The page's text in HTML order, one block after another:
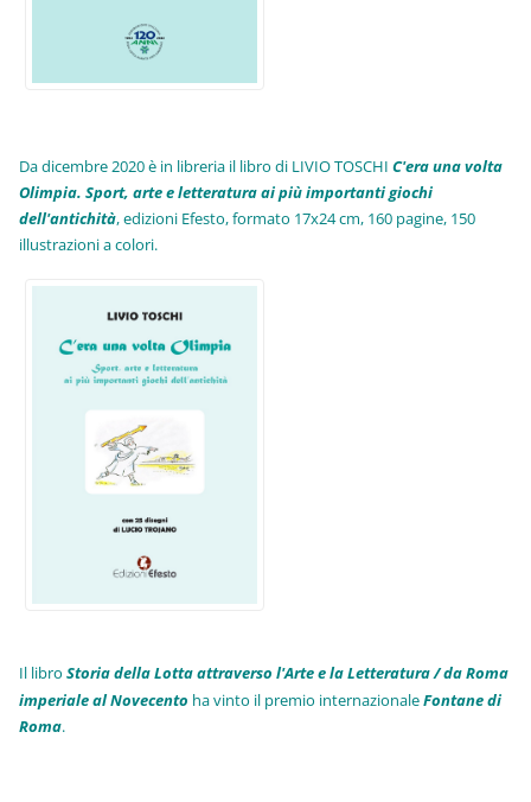
Da dicembre 2020 è in libreria il libro di LIVIO TOSCHIC'era una volta
Olimpia. Sport, arte e letteratura ai più importanti giochi
dell'antichità,edizioni Efesto, formato 17x24 cm, 160 pagine, 150
illustrazioni a colori.
Il libroStoria della Lotta attraverso l'Arte e la Letteratura / da Roma
imperiale al Novecento ha vinto il premio internazionaleFontane di
Roma.